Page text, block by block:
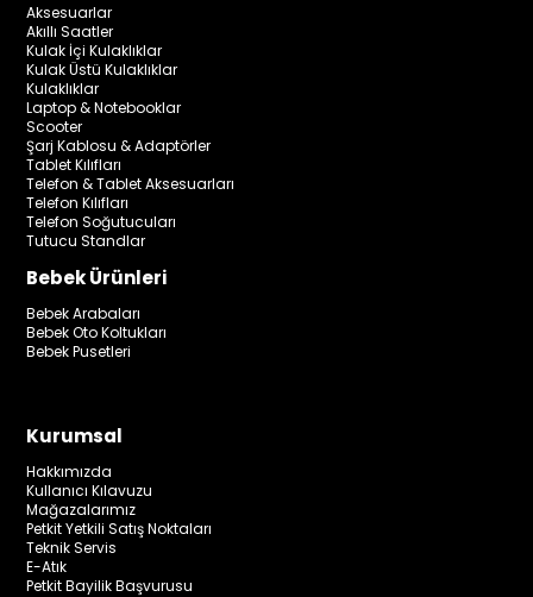
Aksesuarlar
Akıllı Saatler
Kulak İçi Kulaklıklar
Kulak Üstü Kulaklıklar
Kulaklıklar
Laptop & Notebooklar
Scooter
Şarj Kablosu & Adaptörler
Tablet Kılıfları
Telefon & Tablet Aksesuarları
Telefon Kılıfları
Telefon Soğutucuları
Tutucu Standlar
Bebek Ürünleri
Bebek Arabaları
Bebek Oto Koltukları
Bebek Pusetleri
Kurumsal
Hakkımızda
Kullanıcı Kılavuzu
Mağazalarımız
Petkit Yetkili Satış Noktaları
Teknik Servis
E-Atık
Petkit Bayilik Başvurusu